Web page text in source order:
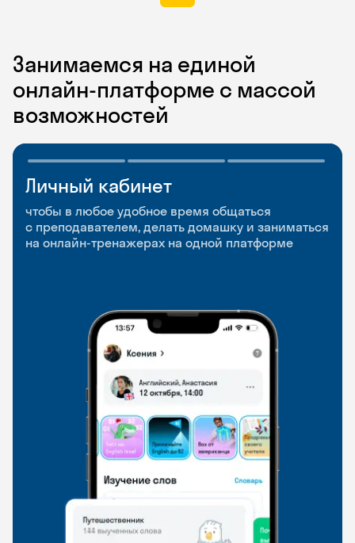
Занимаемся на единой
онлайн-платформе с массой
возможностей
Личный кабинет
чтобы в любое удобное время общаться
с преподавателем, делать домашку и заниматься
на онлайн-тренажерах на одной платформе
Мобильное
приложение
чтобы заниматься и изучать новые слова где
и когда удобно
Разговорные клубы
и Talks
Групповые занятия для разговорной практики
и индивидуальные встречи с преподавателями